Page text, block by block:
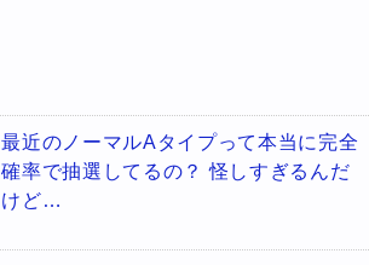
最近のノーマルAタイプって本当に完全
確率で抽選してるの？ 怪しすぎるんだ
けど…